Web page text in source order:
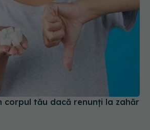
corpul tău dacă renunți la zahăr